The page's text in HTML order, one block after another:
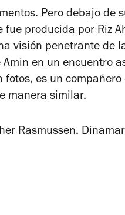
Pero debajo de
fue producida por Riz
visión penetrante de
Amin en un encuentro
es un compañero
manera similar.
Rasmussen.